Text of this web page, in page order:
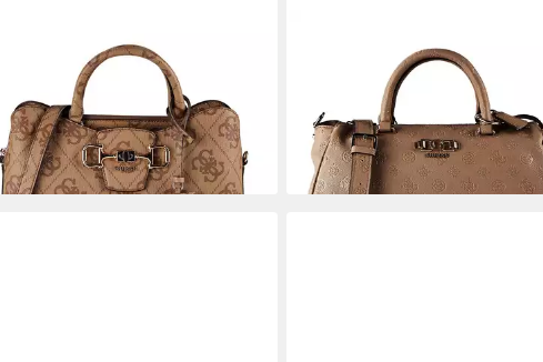
Henkeltasche Janie, Polyurethan
ab 121,95 € UVP 155,00 €
-21%
lieferbar - in 2-3 Werktagen bei dir
Henkeltasche Anise, Polyester
UVP155,00 €
-21%
lieferbar - in 2-3 Werktagen bei dir